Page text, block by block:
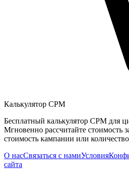
Калькулятор CPM
Бесплатный калькулятор CPM для
Мгновенно рассчитайте стоимость
стоимость кампании или
О насСвязаться с намиУсловия
сайта